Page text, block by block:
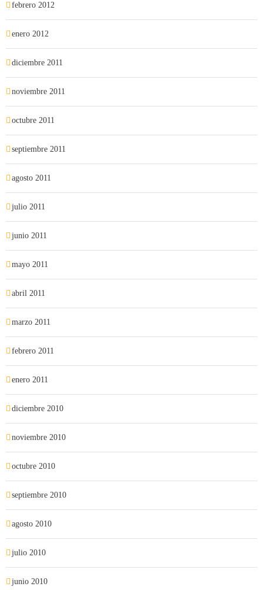
febrero 2012
enero 2012
diciembre 2011
noviembre 2011
octubre 2011
septiembre 2011
agosto 2011
julio 2011
junio 2011
mayo 2011
abril 2011
marzo 2011
febrero 2011
enero 2011
diciembre 2010
noviembre 2010
octubre 2010
septiembre 2010
agosto 2010
julio 2010
junio 2010